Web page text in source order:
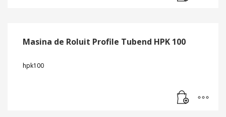
Masina de Roluit Profile Tubend HPK 100
hpk100